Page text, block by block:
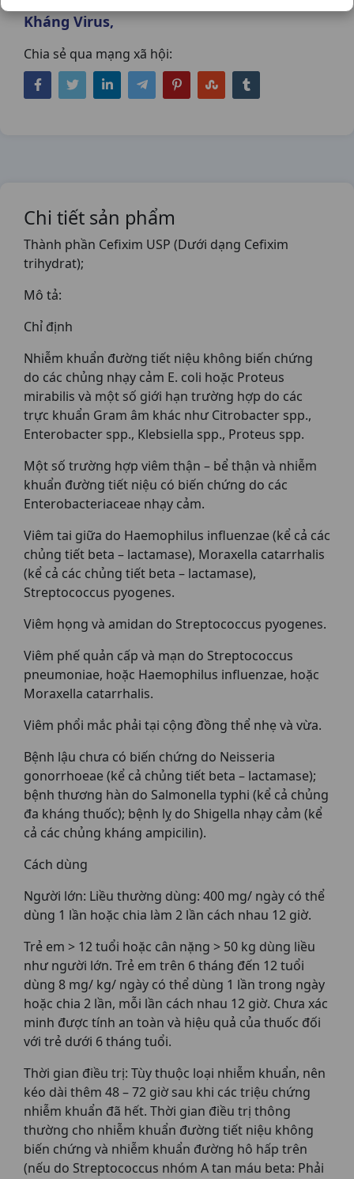
Kháng Virus,
Chia sẻ qua mạng xã hội:
Chi tiết sản phẩm
Thành phần Cefixim USP (Dưới dạng Cefixim
trihydrat);
Mô tả:
Chỉ định
Nhiễm khuẩn đường tiết niệu không biến chứng
do các chủng nhạy cảm E. coli hoặc Proteus
mirabilis và một số giới hạn trường hợp do các
trực khuẩn Gram âm khác như Citrobacter spp.,
Enterobacter spp., Klebsiella spp., Proteus spp.
Một số trường hợp viêm thận – bể thận và nhiễm
khuẩn đường tiết niệu có biến chứng do các
Enterobacteriaceae nhạy cảm.
Viêm tai giữa do Haemophilus influenzae (kể cả các
chủng tiết beta – lactamase), Moraxella catarrhalis
(kể cả các chủng tiết beta – lactamase),
Streptococcus pyogenes.
Viêm họng và amidan do Streptococcus pyogenes.
Viêm phế quản cấp và mạn do Streptococcus
pneumoniae, hoặc Haemophilus influenzae, hoặc
Moraxella catarrhalis.
Viêm phổi mắc phải tại cộng đồng thể nhẹ và vừa.
Bệnh lậu chưa có biến chứng do Neisseria
gonorrhoeae (kể cả chủng tiết beta – lactamase);
bệnh thương hàn do Salmonella typhi (kể cả chủng
đa kháng thuốc); bệnh lỵ do Shigella nhạy cảm (kể
cả các chủng kháng ampicilin).
Cách dùng
Người lớn: Liều thường dùng: 400 mg/ ngày có thể
dùng 1 lần hoặc chia làm 2 lần cách nhau 12 giờ.
Trẻ em > 12 tuổi hoặc cân nặng > 50 kg dùng liều
như người lớn. Trẻ em trên 6 tháng đến 12 tuổi
dùng 8 mg/ kg/ ngày có thể dùng 1 lần trong ngày
hoặc chia 2 lần, mỗi lần cách nhau 12 giờ. Chưa xác
minh được tính an toàn và hiệu quả của thuốc đối
với trẻ dưới 6 tháng tuổi.
Thời gian điều trị: Tùy thuộc loại nhiễm khuẩn, nên
kéo dài thêm 48 – 72 giờ sau khi các triệu chứng
nhiễm khuẩn đã hết. Thời gian điều trị thông
thường cho nhiễm khuẩn đường tiết niệu không
biến chứng và nhiễm khuẩn đường hô hấp trên
(nếu do Streptococcus nhóm A tan máu beta: Phải